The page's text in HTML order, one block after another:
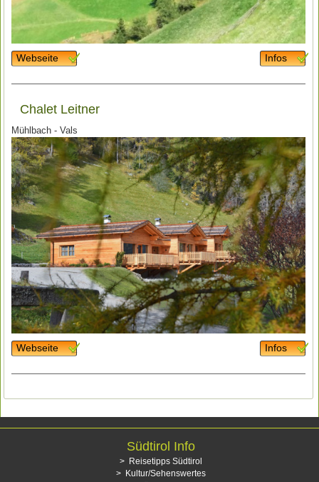
Webseite Infos
Chalet Leitner
Mühlbach - Vals
Webseite Infos
Südtirol Info
Reisetipps Südtirol
Kultur/Sehenswertes